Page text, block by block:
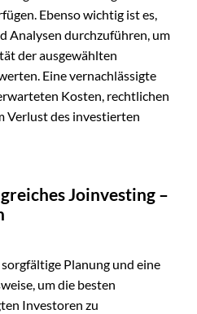
Ebenso wichtig ist es,
Analysen durchzuführen, um
der ausgewählten
Eine vernachlässigte
Kosten, rechtlichen
Verlust des investierten
Joinvesting –
Planung und eine
um die besten
Investoren zu